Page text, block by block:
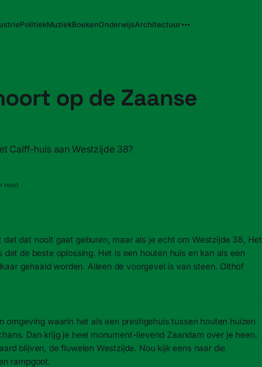
PolitiekMuziekBoekenOnderwijsArchitectuur
op de Zaanse
Calff-huis aan Westzijde 38?
read
dat dat nooit gaat geburen, maar als je echt om Westzijde 38, Het
dat de beste oplossing. Het is een houten huis en kan als een
gehaald worden. Alleen de voorgevel is van steen. Olthof
omgeving waarin het als een prestigehuis tussen houten huizen
Dan krijg je heel monument-lievend Zaandam over je heen.
blijven, de fluwelen Westzijde. Nou kijk eens naar die
rampgoot.